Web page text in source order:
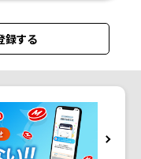
録する